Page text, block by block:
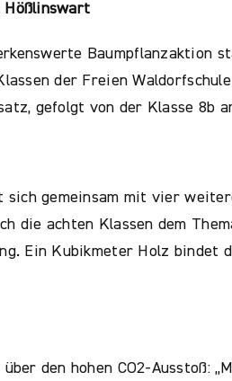
Hößlinswart
Baumpflanzaktion
der Freien
gefolgt von der Klasse 8b
gemeinsam mit vier
die achten Klassen dem
Ein Kubikmeter Holz bindet
den hohen CO2-Ausstoß: